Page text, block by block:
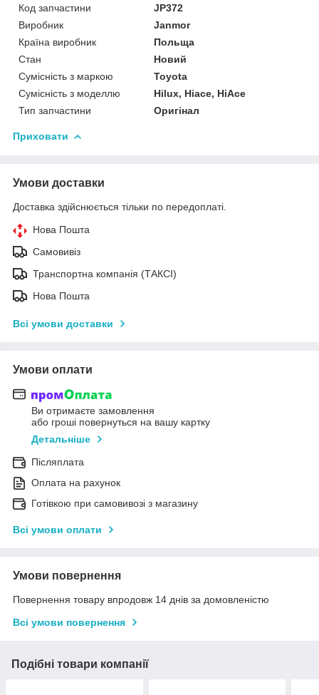
Код запчастини
JP372
Виробник
Janmor
Країна виробник
Польща
Стан
Новий
Сумісність з маркою
Toyota
Сумісність з моделлю
Hilux, Hiace, HiAce
Тип запчастини
Оригінал
Приховати
Умови доставки
Доставка здійснюється тільки по передоплаті.
Нова Пошта
Самовивіз
Транспортна компанія (ТАКСІ)
Нова Пошта
Всі умови доставки
Умови оплати
Ви отримаєте замовлення
або гроші повернуться на вашу картку
Детальніше
Післяплата
Оплата на рахунок
Готівкою при самовивозі з магазину
Всі умови оплати
Умови повернення
Повернення товару впродовж 14 днів за домовленістю
Всі умови повернення
Подібні товари компанії